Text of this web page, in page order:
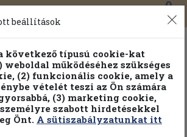
0
több mint 30 000 kötet közül
témakörökben20% kedvezménnyel!
beállítások
következő típusú cookie-kat
weboldal működéséhez szükséges
(2) funkcionális cookie, amely a
vételét teszi az Ön számára
(3) marketing cookie,
szabott hirdetésekkel
Önt. A sütiszabályzatunkat itt